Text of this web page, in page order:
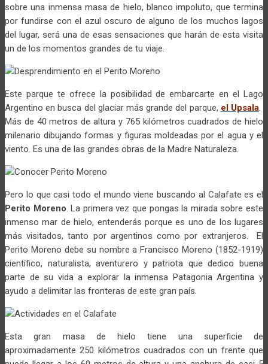
sobre una inmensa masa de hielo, blanco impoluto, que termina
por fundirse con el azul oscuro de alguno de los muchos lagos
del lugar, será una de esas sensaciones que harán de esta visita
un de los momentos grandes de tu viaje.
Este parque te ofrece la posibilidad de embarcarte en el Lago
Argentino en busca del glaciar más grande del parque, el Upsala.
Más de 40 metros de altura y 765 kilómetros cuadrados de hielo
milenario dibujando formas y figuras moldeadas por el agua y el
viento. Es una de las grandes obras de la Madre Naturaleza.
Pero lo que casi todo el mundo viene buscando al Calafate es el
Perito Moreno. La primera vez que pongas la mirada sobre este
inmenso mar de hielo, entenderás porque es uno de los lugares
más visitados, tanto por argentinos como por extranjeros. El
Perito Moreno debe su nombre a Francisco Moreno (1852-1919)
científico, naturalista, aventurero y patriota que dedico buena
parte de su vida a explorar la inmensa Patagonia Argentina y
ayudo a delimitar las fronteras de este gran país.
Esta gran masa de hielo tiene una superficie de
aproximadamente 250 kilómetros cuadrados con un frente que